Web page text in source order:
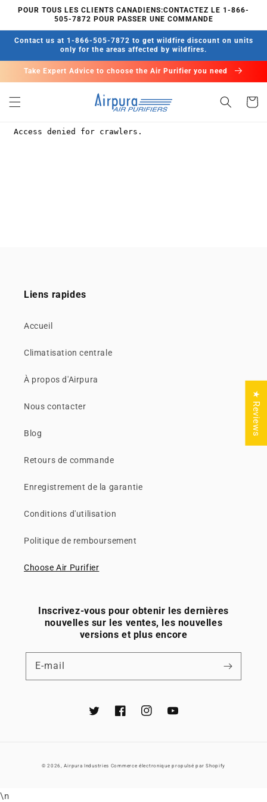
passer
contenu
POUR TOUS LES CLIENTS CANADIENS:CONTACTEZ LE 1-866-
505-7872 POUR PASSER UNE COMMANDE
Contact us at 1-866-505-7872 to get wildfire discount on units
only for the areas affected by wildfires.
Take Expert Advice to choose the Air Purifier you need
Panier
Liens rapides
Accueil
Climatisation centrale
À propos d'Airpura
Nous contacter
Blog
Retours de commande
Enregistrement de la garantie
Conditions d'utilisation
Politique de remboursement
Choose Air Purifier
Inscrivez-vous pour obtenir les dernières
nouvelles sur les ventes, les nouvelles
versions et plus encore
E-mail
TwitterFacebookInstagramYouTube
© 2026,Airpura Industries Commerce électronique propulsé par Shopify
\n
★ Reviews